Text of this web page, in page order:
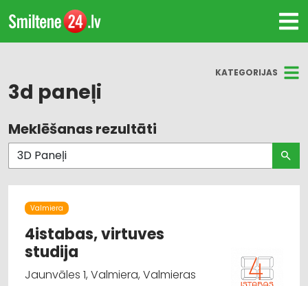
KATEGORIJAS
3d paneļi
Visas nozares
Būvmateriālu, būvkonstrukciju tirdzniecība
Būvmateriālu, būvkonstrukciju
vairumtirdzniecība
Gumijas izstrādājumi
Meklēšanas rezultāti
Valmiera
4istabas, virtuves
studija
Jaunvāles 1, Valmiera, Valmieras